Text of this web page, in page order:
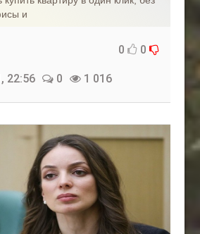
и
0 0
22:56 0 1 016